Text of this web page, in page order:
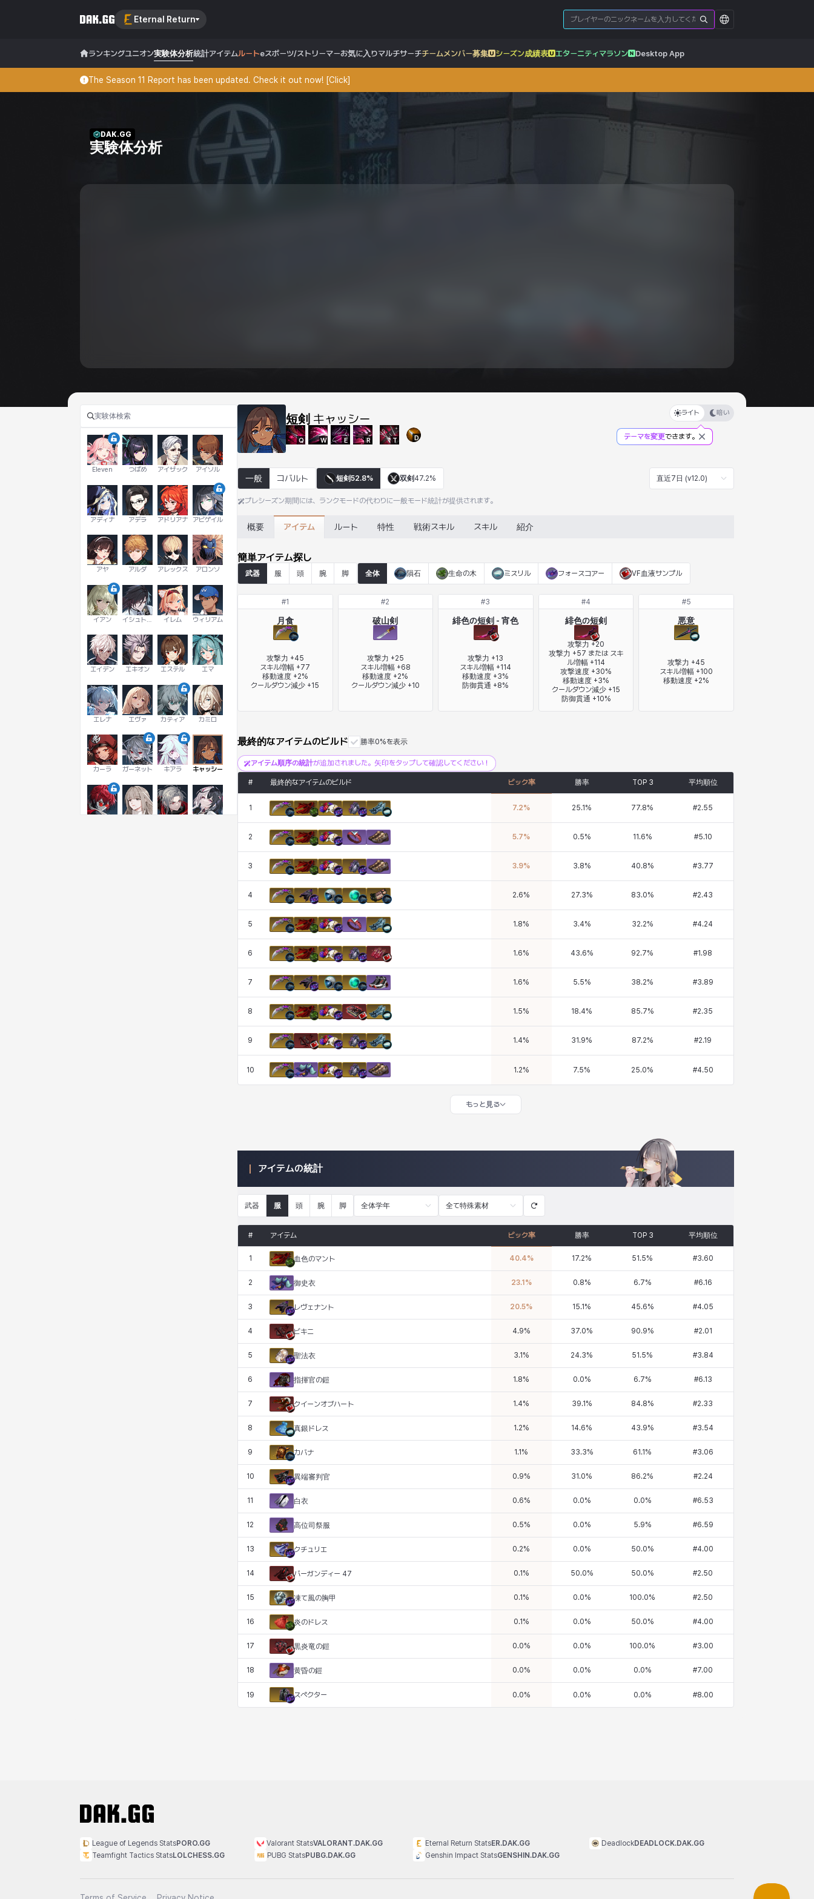
Eternal Return
ランキングユニオン実験体分析統計アイテムルートeスポーツ/ストリーマーお気に入りマルチサーチチームメンバー募集 シーズン成績表 エターニティマラソン Desktop App
The Season 11 Report has been updated. Check it out now! [Click]
DAK.GG
実験体分析
Eleven つばめ アイザック アイソル
アディナ アデラ アドリアナ アビゲイル
アヤ アルダ アレックス アロンソ
イアン イレム ウィリアム
エイデン エキオン エステル エマ
エレナ エヴァ カティア カミロ
カーラ ガーネット キアラ キャッシー
短剣 キャッシー
Q W E R T D
ライト 暗い
テーマを変更できます。
一般 コバルト 短剣52.8% 双剣 47.2% 直近7日 (v12.0)
プレシーズン期間には、ランクモードの代わりに一般モード統計が提供されます。
概要 アイテム ルート 特性 戦術スキル スキル 紹介
簡単アイテム探し
武器 服 頭 腕 脚 全体 隕石 生命の木 ミスリル フォースコアー VF血液サンプル
#1
月食
攻撃力 +45
スキル増幅 +77
移動速度 +2%
クールダウン減少 +15
#2
破山剣
攻撃力 +25
スキル増幅 +68
移動速度 +2%
クールダウン減少 +10
#3
緋色の短剣 - 宵色
攻撃力 +13
スキル増幅 +114
移動速度 +3%
防御貫通 +8%
#4
緋色の短剣
攻撃力 +20
攻撃力 +57 または スキ
ル増幅 +114
攻撃速度 +30%
移動速度 +3%
クールダウン減少 +15
防御貫通 +10%
#5
悪意
攻撃力 +45
スキル増幅 +100
移動速度 +2%
最終的なアイテムのビルド 勝率0%を表示
アイテム順序の統計が追加されました。矢印をタップして確認してください！
# 最終的なアイテムのビルド ピック率 勝率 TOP 3 平均順位
1 7.2% 25.1 % 77.8% #2.55
2 5.7% 0.5% 11.6% #5.10
3 3.9% 3.8% 40.8% #3.77
4 2.6% 27.3% 83.0% #2.43
5 1.8% 3.4% 32.2% #4.24
6 1.6% 43.6% 92.7% #1.98
7 1.6% 5.5% 38.2% #3.89
8 1.5% 18.4% 85.7% #2.35
9 1.4% 31.9% 87.2% #2.19
10 1.2% 7.5% 25.0% #4.50
もっと見る
アイテムの統計
武器 服 頭 腕 脚 全体学年 全て特殊素材
# アイテム ピック率 勝率 TOP 3 平均順位
1 血色のマント 40.4% 17.2% 51.5% #3.60
2 御史衣 23.1 % 0.8% 6.7% #6.16
3 レヴェナント 20.5% 15.1 % 45.6% #4.05
4 ビキニ 4.9% 37.0% 90.9% #2.01
5 聖法衣 3.1 % 24.3% 51.5% #3.84
6 指揮官の鎧 1.8% 0.0% 6.7% #6.13
7 クイーンオブハート 1.4% 39.1 % 84.8% #2.33
8 真銀ドレス 1.2% 14.6% 43.9% #3.54
9 カバナ 1.1 % 33.3% 61.1 % #3.06
10 異端審判官 0.9% 31.0% 86.2% #2.24
11 白衣 0.6% 0.0% 0.0% #6.53
12 高位司祭服 0.5% 0.0% 5.9% #6.59
13 クチュリエ 0.2% 0.0% 50.0% #4.00
14 バーガンディー 47 0.1 % 50.0% 50.0% #2.50
15 凍て風の胸甲 0.1 % 0.0% 100.0% #2.50
16 炎のドレス 0.1 % 0.0% 50.0% #4.00
17 黒炎竜の鎧 0.0% 0.0% 100.0% #3.00
18 黄昏の鎧 0.0% 0.0% 0.0% #7.00
19 スペクター 0.0% 0.0% 0.0% #8.00
League of Legends StatsPORO.GG
Teamfight Tactics StatsLOLCHESS.GG
Valorant StatsVALORANT.DAK.GG
PUBG StatsPUBG.DAK.GG
Eternal Return StatsER.DAK.GG
Genshin Impact StatsGENSHIN.DAK.GG
DeadlockDEADLOCK.DAK.GG